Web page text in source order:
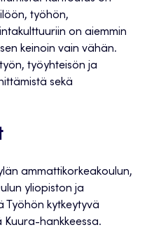
työhön,
on aiemmin
keinoin vain vähän.
työyhteisön ja
sekä
ammattikorkeakoulun,
yliopiston ja
Työhön kytkeytyvä
hankkeessa.